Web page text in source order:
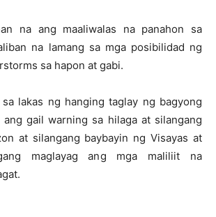
na ang maaliwalas na panahon sa
na lamang sa mga posibilidad ng
sa hapon at gabi.
sa lakas ng hanging taglay ng bagyong
ang gail warning sa hilaga at silangang
at silangang baybayin ng Visayas at
maglayag ang mga maliliit na